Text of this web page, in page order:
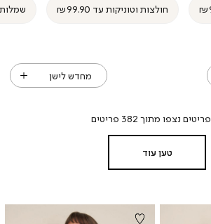
חולצות וטוניקות עד ₪99.90 שמלות עד
פריטים נצפו מתוך 382 פריטים
טען עוד